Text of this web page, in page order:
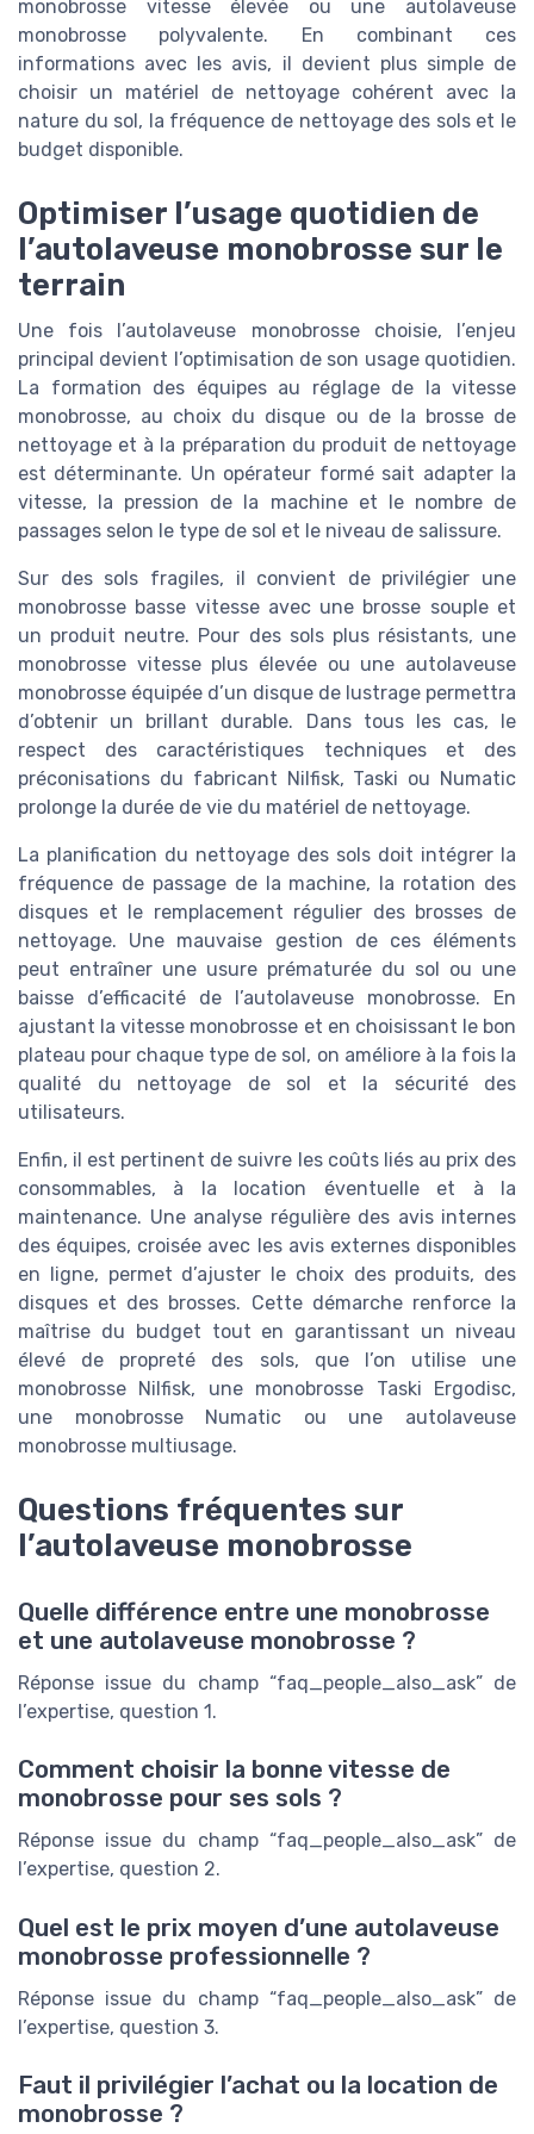
monobrosse vitesse élevée ou une autolaveuse
monobrosse polyvalente. En combinant ces
informations avec les avis, il devient plus simple de
choisir un matériel de nettoyage cohérent avec la
nature du sol, la fréquence de nettoyage des sols et le
budget disponible.
Optimiser l’usage quotidien de
l’autolaveuse monobrosse sur le
terrain
Une fois l’autolaveuse monobrosse choisie, l’enjeu
principal devient l’optimisation de son usage quotidien.
La formation des équipes au réglage de la vitesse
monobrosse, au choix du disque ou de la brosse de
nettoyage et à la préparation du produit de nettoyage
est déterminante. Un opérateur formé sait adapter la
vitesse, la pression de la machine et le nombre de
passages selon le type de sol et le niveau de salissure.
Sur des sols fragiles, il convient de privilégier une
monobrosse basse vitesse avec une brosse souple et
un produit neutre. Pour des sols plus résistants, une
monobrosse vitesse plus élevée ou une autolaveuse
monobrosse équipée d’un disque de lustrage permettra
d’obtenir un brillant durable. Dans tous les cas, le
respect des caractéristiques techniques et des
préconisations du fabricant Nilfisk, Taski ou Numatic
prolonge la durée de vie du matériel de nettoyage.
La planification du nettoyage des sols doit intégrer la
fréquence de passage de la machine, la rotation des
disques et le remplacement régulier des brosses de
nettoyage. Une mauvaise gestion de ces éléments
peut entraîner une usure prématurée du sol ou une
baisse d’efficacité de l’autolaveuse monobrosse. En
ajustant la vitesse monobrosse et en choisissant le bon
plateau pour chaque type de sol, on améliore à la fois la
qualité du nettoyage de sol et la sécurité des
utilisateurs.
Enfin, il est pertinent de suivre les coûts liés au prix des
consommables, à la location éventuelle et à la
maintenance. Une analyse régulière des avis internes
des équipes, croisée avec les avis externes disponibles
en ligne, permet d’ajuster le choix des produits, des
disques et des brosses. Cette démarche renforce la
maîtrise du budget tout en garantissant un niveau
élevé de propreté des sols, que l’on utilise une
monobrosse Nilfisk, une monobrosse Taski Ergodisc,
une monobrosse Numatic ou une autolaveuse
monobrosse multiusage.
Questions fréquentes sur
l’autolaveuse monobrosse
Quelle différence entre une monobrosse
et une autolaveuse monobrosse ?
Réponse issue du champ “faq_people_also_ask” de
l’expertise, question 1.
Comment choisir la bonne vitesse de
monobrosse pour ses sols ?
Réponse issue du champ “faq_people_also_ask” de
l’expertise, question 2.
Quel est le prix moyen d’une autolaveuse
monobrosse professionnelle ?
Réponse issue du champ “faq_people_also_ask” de
l’expertise, question 3.
Faut il privilégier l’achat ou la location de
monobrosse ?